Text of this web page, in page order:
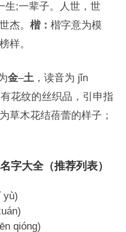
生;一辈子。人世，世
杰。 楷： 楷字意为模
样。
金–土 ，读音为 jǐn
花纹的丝织品，引申指
草木花结蓓蕾的样子；
字大全（推荐列表）
yù)
qióng)